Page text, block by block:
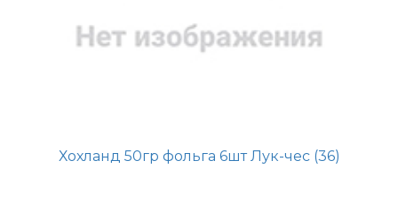
Хохланд 50гр фольга 6шт Лук-чес (36)